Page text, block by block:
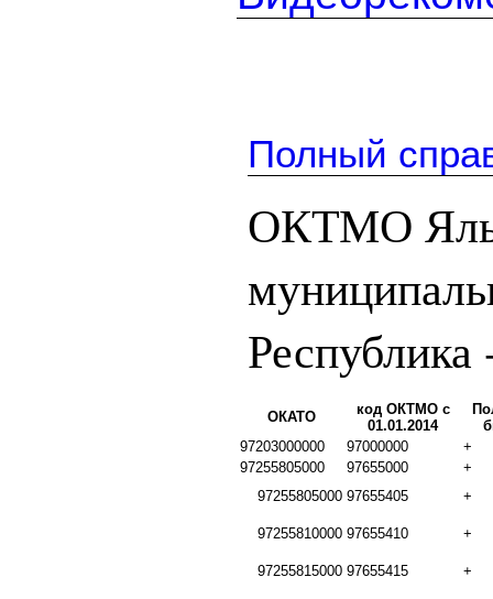
Полный
ОКТМО
ОКАТО
код ОКТМО с
01.01.2014
97203000000
97000000
+
97255805000
97655000
+
97255805000 97655405 +
97255810000 97655410 +
97255815000 97655415 +